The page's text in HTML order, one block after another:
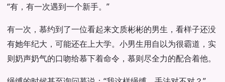
“有，有一次遇到一个新手。”
有一次，慕约到了一位看起来文质彬彬的男生，看样子还没
有她年纪大，可能还在上大学。小男生用自以为很霸道，实
则奶声奶气的口吻给慕下着命令，慕则尽全力的配合着他。